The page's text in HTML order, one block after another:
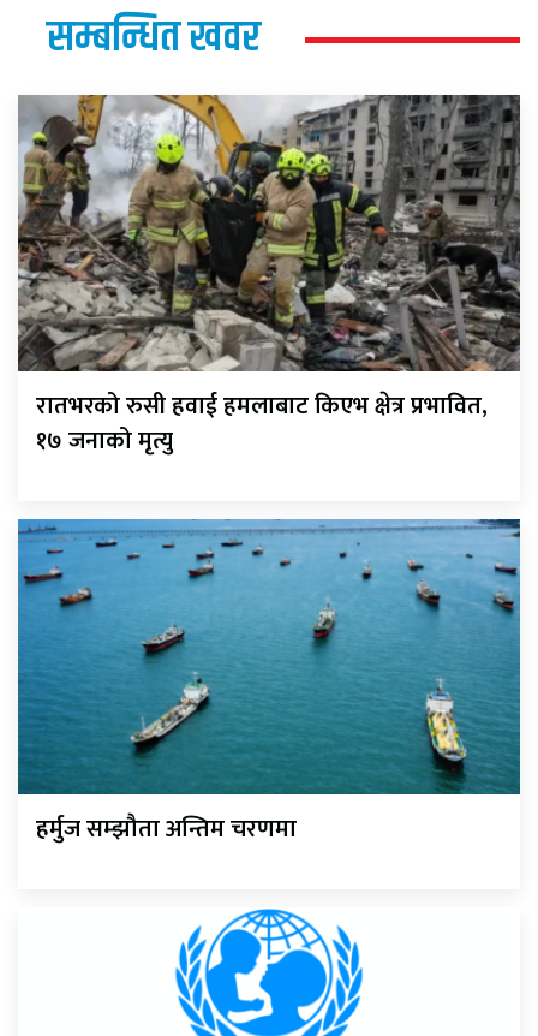
सम्बन्धित खवर
रातभरको रुसी हवाई हमलाबाट किएभ क्षेत्र प्रभावित,
१७ जनाको मृत्यु
हर्मुज सम्झौता अन्तिम चरणमा